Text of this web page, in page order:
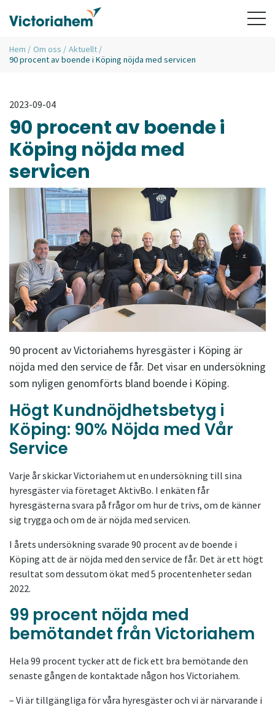
Hem / Om oss / Aktuellt /
90 procent av boende i Köping nöjda med servicen
2023-09-04
90 procent av boende i
Köping nöjda med
servicen
90 procent av Victoriahems hyresgäster i Köping är
nöjda med den service de får. Det visar en undersökning
som nyligen genomförts bland boende i Köping.
Högt Kundnöjdhetsbetyg i
Köping: 90% Nöjda med Vår
Service
Varje år skickar Victoriahem ut en undersökning till sina
hyresgäster via företaget AktivBo. I enkäten får
hyresgästerna svara på frågor om hur de trivs, om de känner
sig trygga och om de är nöjda med servicen.
I årets undersökning svarade 90 procent av de boende i
Köping att de är nöjda med den service de får. Det är ett högt
resultat som dessutom ökat med 5 procentenheter sedan
2022.
99 procent nöjda med
bemötandet från Victoriahem
Hela 99 procent tycker att de fick ett bra bemötande den
senaste gången de kontaktade någon hos Victoriahem.
– Vi är tillgängliga för våra hyresgäster och vi är närvarande i